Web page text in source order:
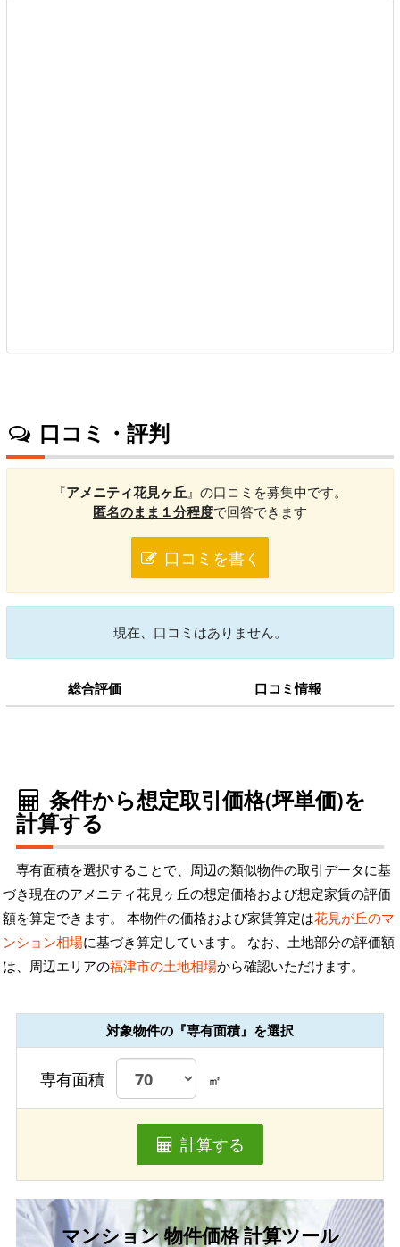
口コミ・評判
『アメニティ花見ヶ丘』の口コミを募集中です。
匿名のまま１分程度で回答できます
口コミを書く
現在、口コミはありません。
総合評価 口コミ情報
条件から想定取引価格(坪単価)を
計算する
専有面積を選択することで、周辺の類似物件の取引データに基
づき現在のアメニティ花見ヶ丘の想定価格および想定家賃の評価
額を算定できます。 本物件の価格および家賃算定は花見が丘のマ
ンション相場に基づき算定しています。 なお、土地部分の評価額
は、周辺エリアの福津市の土地相場から確認いただけます。
対象物件の『専有面積』を選択
専有面積 ㎡
計算する
マンション 物件価格 計算ツール